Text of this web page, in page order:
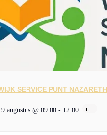
SERVICE PUNT NAZARETH
augustus @ 09:00 - 12:00